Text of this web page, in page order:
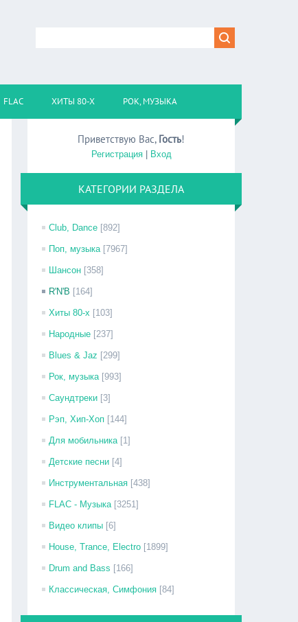
FLAC ХИТЫ 80-Х РОК, МУЗЫКА
Приветствую Вас, Гость!
Регистрация| Вход
КАТЕГОРИИ РАЗДЕЛА
Club, Dance [892]
Поп, музыка [7967]
Шансон [358]
R'N'B [164]
Хиты 80-х [103]
Народные [237]
Blues & Jaz [299]
Рок, музыка [993]
Саундтреки [3]
Рэп, Хип-Хоп [144]
Для мобильника [1]
Детские песни [4]
Инструментальная [438]
FLAC - Музыка [3251]
Видео клипы [6]
House, Trance, Electro [1899]
Drum and Bass [166]
Классическая, Симфония [84]